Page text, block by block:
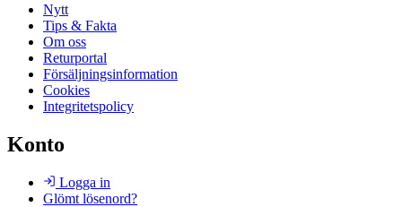
Nytt
Tips & Fakta
Om oss
Returportal
Försäljningsinformation
Cookies
Integritetspolicy
Konto
Logga in
Glömt lösenord?